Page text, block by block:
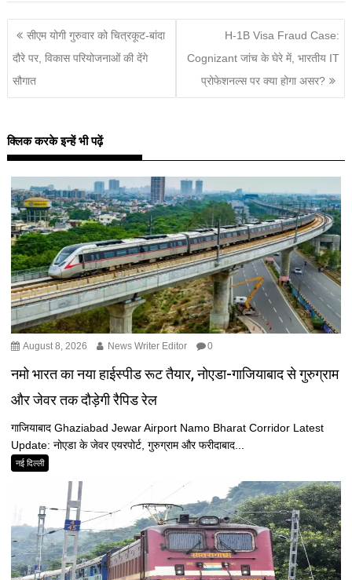
सीएम योगी गुरुवार को चित्रकूट-बांदा
दौरे पर, विकास परियोजनाओं की देंगे
सौगात
H-1B Visa Fraud Case:
Cognizant जांच के घेरे में, भारतीय IT
प्रोफेशनल्स पर क्या होगा असर?
क्लिक करके इन्हें भी पढ़ें
August 8, 2026 News Writer Editor 0
नमो भारत का नया हाईस्पीड रूट तैयार, नोएडा-गाजियाबाद से गुरुग्राम
और जेवर तक दौड़ेगी रैपिड रेल
गाजियाबाद Ghaziabad Jewar Airport Namo Bharat Corridor Latest
Update: नोएडा के जेवर एयरपोर्ट, गुरुग्राम और फरीदाबाद...
नई दिल्ली